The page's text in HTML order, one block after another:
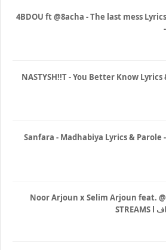
4BDOU ft ‪@8acha‬ - The last mess
NASTYSH!!T - You Better Know Lyrics
Sanfara - Madhabiya Lyrics & Parole
Noor Arjoun x Selim Arjoun feat.